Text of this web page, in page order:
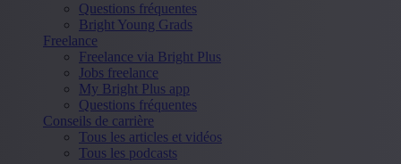
Questions fréquentes
Bright Young Grads
Freelance
Freelance via Bright Plus
Jobs freelance
My Bright Plus app
Questions fréquentes
Conseils de carrière
Tous les articles et vidéos
Tous les podcasts